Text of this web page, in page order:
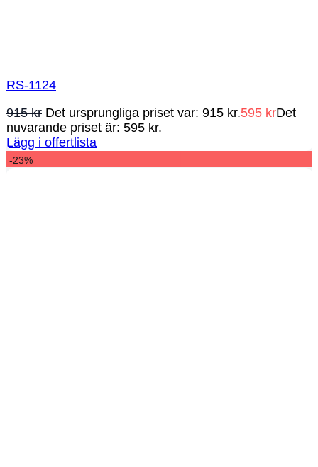
RS-1124
915kr Det ursprungliga priset var: 915 kr.595 krDet
nuvarande priset är: 595 kr.
Lägg i offertlista
-23%